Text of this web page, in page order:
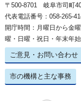
〒500-8701 岐阜市司町
代表電話番号：058-265-
開庁時間：月曜日から金
曜・日曜・祝日・年末年始
ご意見・お問い合わせ
市の機構と主な事務